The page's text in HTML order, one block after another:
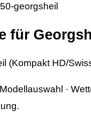
georgsheil
für
(Kompakt HD/
·